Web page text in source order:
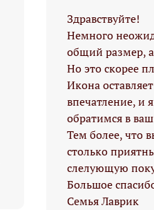
Здравствуйте!
Немного
общий размер,
Но это скорее
Икона
впечатление, и
обратимся в
Тем более, что
столько
слелующую
Большое
Семья Лаврик